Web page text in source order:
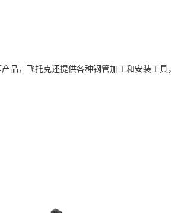
品，飞托克还提供各种钢管加工和安装工